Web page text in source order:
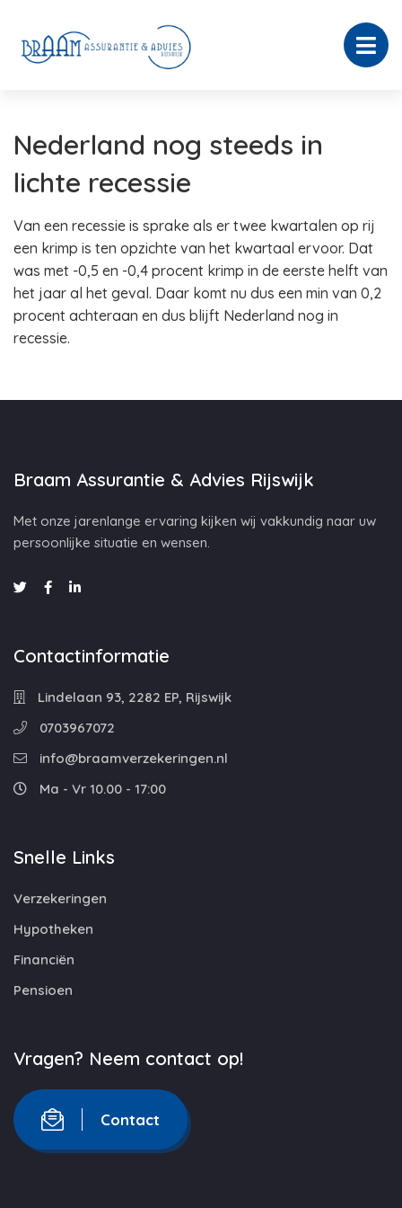
Nederland nog steeds in
lichte recessie
Van een recessie is sprake als er twee kwartalen op rij
een krimp is ten opzichte van het kwartaal ervoor. Dat
was met -0,5 en -0,4 procent krimp in de eerste helft van
het jaar al het geval. Daar komt nu dus een min van 0,2
procent achteraan en dus blijft Nederland nog in
recessie.
Braam Assurantie & Advies Rijswijk
Met onze jarenlange ervaring kijken wij vakkundig naar uw
persoonlijke situatie en wensen.
Contactinformatie
Lindelaan 93, 2282 EP, Rijswijk
0703967072
info@braamverzekeringen.nl
Ma - Vr 10.00 - 17:00
Snelle Links
Verzekeringen
Hypotheken
Financiën
Pensioen
Vragen? Neem contact op!
Contact